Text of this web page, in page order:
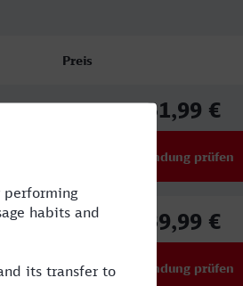
Preis
31,99 €
Verbindung prüfen
39,99 €
Verbindung prüfen